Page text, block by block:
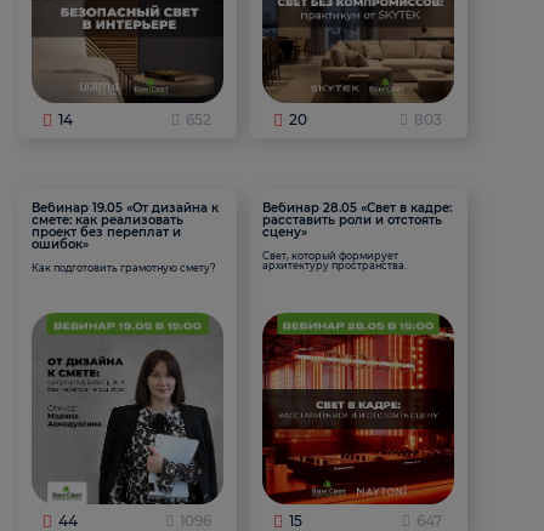
14 652 20 803
Вебинар 19.05 «От дизайна к
смете: как реализовать
проект без переплат и
ошибок»
Как подготовить грамотную смету?
44 1096
Вебинар 28.05 «Свет в кадре:
расставить роли и отстоять
сцену»
Свет, который формирует
архитектуру пространства.
15 647